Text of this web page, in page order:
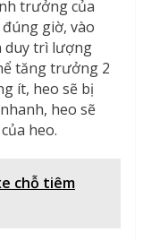
trưởng của
giờ, vào
duy trì lượng
tăng trưởng 2
ít, heo sẽ bị
heo sẽ
heo.
chỗ tiêm